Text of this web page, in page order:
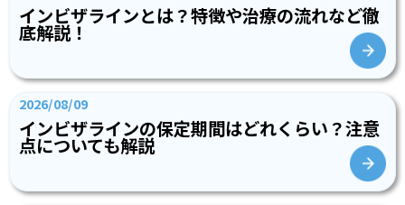
インビザラインとは？特徴や治療の流れなど徹
底解説！
2026/08/09
インビザラインの保定期間はどれくらい？注意
点についても解説